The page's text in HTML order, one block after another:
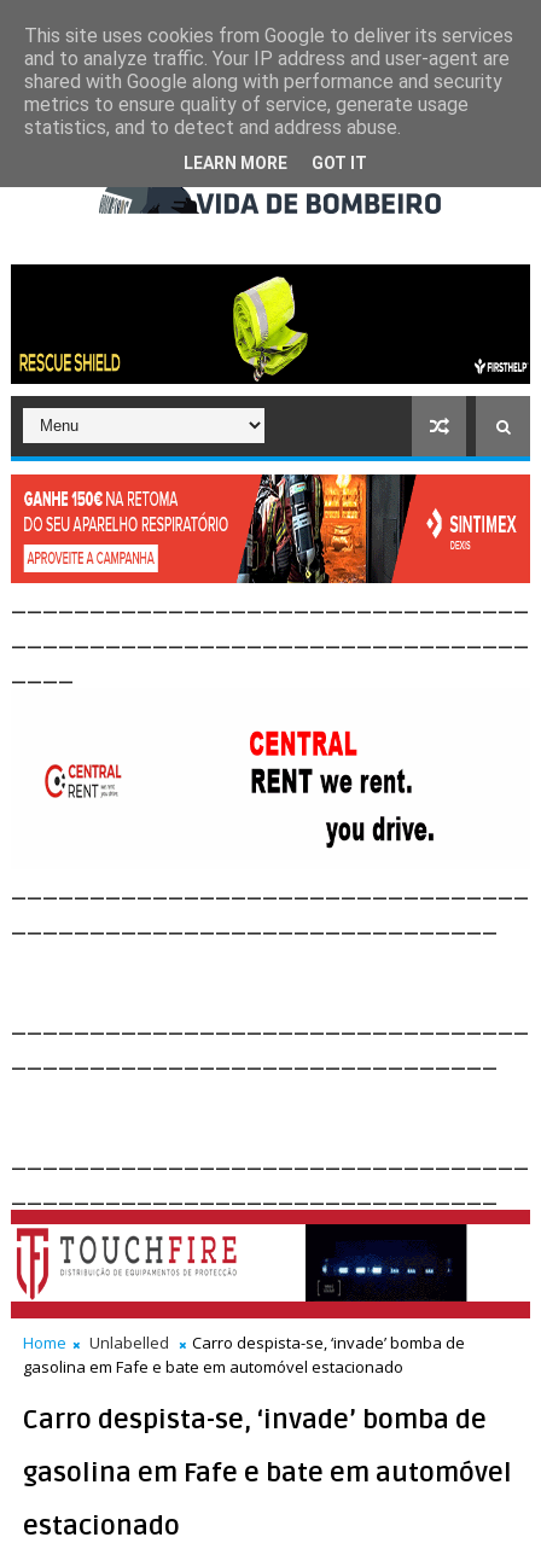
Home Unlabelled
Carro despista-se, ‘invade’ bomba de
gasolina em Fafe e bate em automóvel estacionado
Carro despista-se, ‘invade’ bomba de
gasolina em Fafe e bate em automóvel
estacionado
This site uses cookies from Google to deliver its services
and to analyze traffic. Your IP address and user-agent are
shared with Google along with performance and security
metrics to ensure quality of service, generate usage
statistics, and to detect and address abuse.
LEARN MORE GOT IT